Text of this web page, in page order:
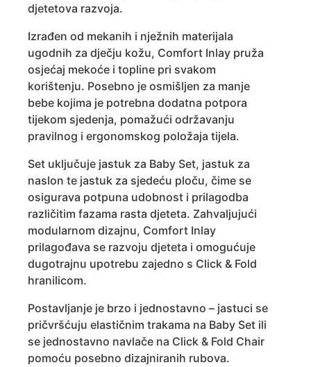
djetetova razvoja.
Izrađen od mekanih i nježnih materijala
ugodnih za dječju kožu, Comfort Inlay pruža
osjećaj mekoće i topline pri svakom
korištenju. Posebno je osmišljen za manje
bebe kojima je potrebna dodatna potpora
tijekom sjedenja, pomažući održavanju
pravilnog i ergonomskog položaja tijela.
Set uključuje jastuk za Baby Set, jastuk za
naslon te jastuk za sjedeću ploču, čime se
osigurava potpuna udobnost i prilagodba
različitim fazama rasta djeteta. Zahvaljujući
modularnom dizajnu, Comfort Inlay
prilagođava se razvoju djeteta i omogućuje
dugotrajnu upotrebu zajedno s Click & Fold
hranilicom.
Postavljanje je brzo i jednostavno – jastuci se
pričvršćuju elastičnim trakama na Baby Set ili
se jednostavno navlače na Click & Fold Chair
pomoću posebno dizajniranih rubova.